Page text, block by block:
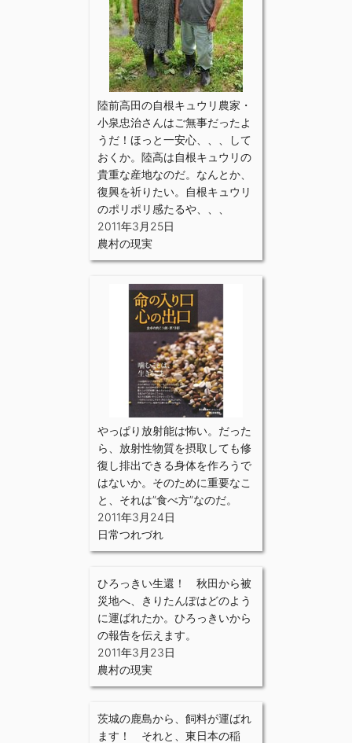
陸前高田の自根キュウリ農家・
小泉忠治さんはご無事だったよ
うだ！ほっと一安心、、、して
おくか。陸高は自根キュウリの
貴重な産地なのだ。なんとか、
復興を祈りたい。自根キュウリ
のポリポリ感たるや、、、
2011年3月25日
農村の現実
やっぱり放射能は怖い。だった
ら、放射性物質を摂取しても修
復し排出できる身体を作ろうで
はないか。そのために重要なこ
と、それは”食べ方”なのだ。
2011年3月24日
日常つれづれ
ひろっきい生還！ 秋田から被
災地へ、きりたんぽはどのよう
に運ばれたか。ひろっきいから
の報告を伝えます。
2011年3月23日
農村の現実
茨城の鹿島から、飼料が運ばれ
ます！ それと、東日本の稲